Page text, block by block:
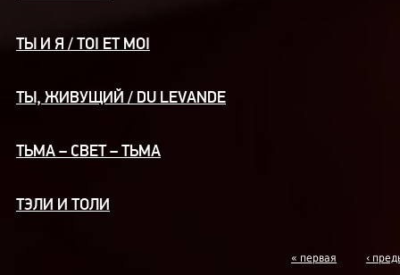
ТЫ И Я / TOI ET MOI
ТЫ, ЖИВУЩИЙ / DU LEVANDE
ТЬМА – СВЕТ – ТЬМА
ТЭЛИ И ТОЛИ
« первая ‹